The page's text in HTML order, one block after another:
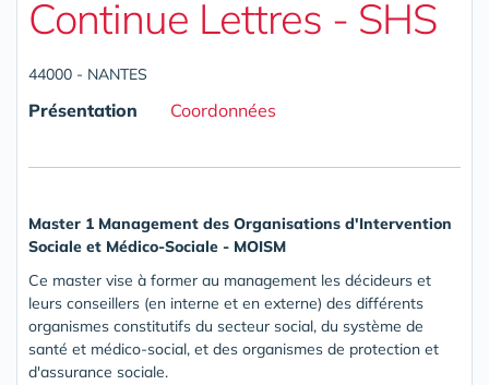
Continue Lettres - SHS
44000 - NANTES
Présentation Coordonnées
Master 1 Management des Organisations d'Intervention
Sociale et Médico-Sociale - MOISM
Ce master vise à former au management les décideurs et
leurs conseillers (en interne et en externe) des différents
organismes constitutifs du secteur social, du système de
santé et médico-social, et des organismes de protection et
d'assurance sociale.